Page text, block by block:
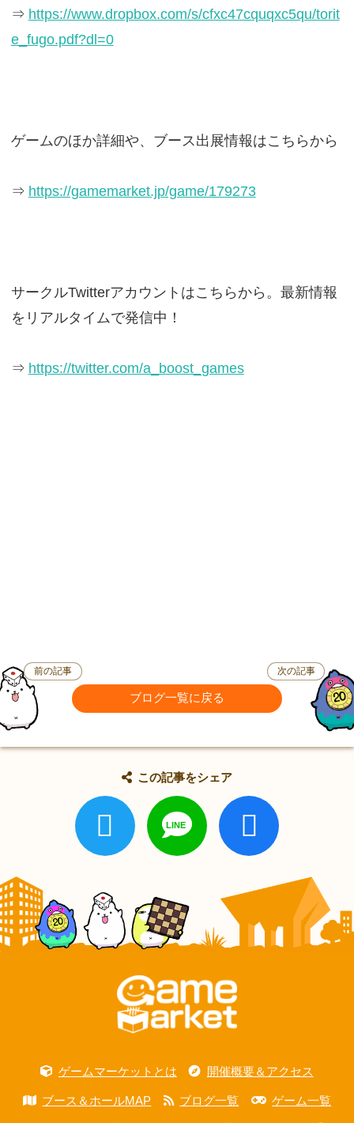
⇒ https://www.dropbox.com/s/cfxc47cquqxc5qu/torit
e_fugo.pdf?dl=0
ゲームのほか詳細や、ブース出展情報はこちらから
⇒ https://gamemarket.jp/game/179273
サークルTwitterアカウントはこちらから。最新情報
をリアルタイムで発信中！
⇒ https://twitter.com/a_boost_games
前の記事
ブログ一覧に戻る
次の記事
この記事をシェア
ゲームマーケットとは 開催概要＆アクセス
ブース＆ホールMAP ブログ一覧 ゲーム一覧